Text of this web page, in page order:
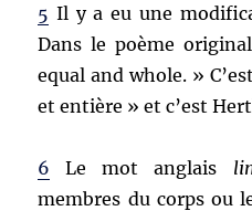
5 Il y a eu une
Dans le poème
equal and whole. »
et entière » et c’est
6 Le mot anglais
membres du corps ou